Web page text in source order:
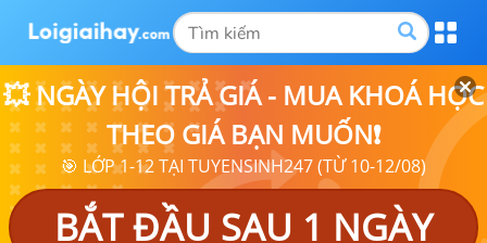
💥 NGÀY HỘI TRẢ GIÁ - MUA KHOÁ HỌC
THEO GIÁ BẠN MUỐN❗
🎯 LỚP 1-12 TẠI TUYENSINH247 (TỪ 10-12/08)
BẮT ĐẦU SAU 1 NGÀY